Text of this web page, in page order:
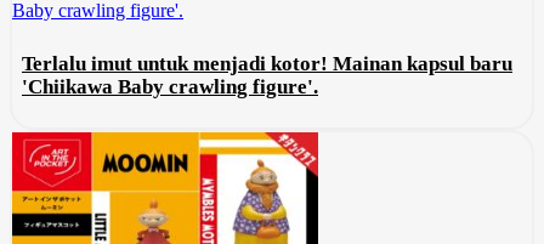
Terlalu imut untuk menjadi kotor! Mainan kapsul baru
'Chiikawa Baby crawling figure'.